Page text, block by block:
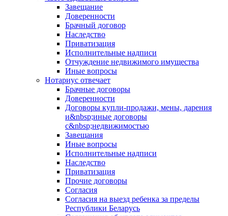
Завещание
Доверенности
Брачный договор
Наследство
Приватизация
Исполнительные надписи
Отчуждение недвижимого имущества
Иные вопросы
Нотариус отвечает
Брачные договоры
Доверенности
Договоры купли-продажи, мены, дарения
и&nbsp;иные договоры
с&nbsp;недвижимостью
Завещания
Иные вопросы
Исполнительные надписи
Наследство
Приватизация
Прочие договоры
Согласия
Согласия на выезд ребенка за пределы
Республики Беларусь